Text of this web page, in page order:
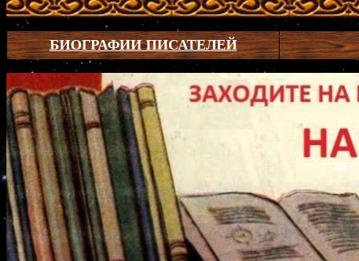
БИОГРАФИИ ПИСАТЕЛЕЙ